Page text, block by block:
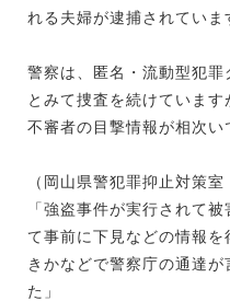
れる夫婦が逮捕されていま
警察は、匿名・流動型犯
とみて捜査を続けていま
不審者の目撃情報が相次い
（岡山県警犯罪抑止対策
「強盗事件が実行されて
て事前に下見などの情報
きかなどで警察庁の通達
た」